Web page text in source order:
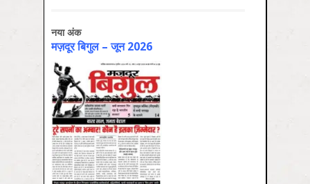
नया अंक
मज़दूर बिगुल – जून 2026